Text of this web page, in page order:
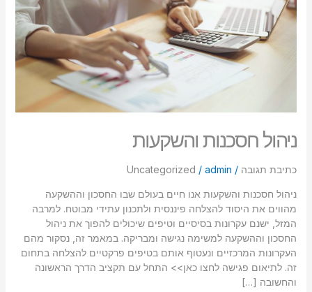
font_download סמן קישורים
לאפס
את
כל
האפשרויות
cached
ניהול חסכנות והשקעות
כתיבת תגובה /
Uncategorized /admin
ניהול חסכנות והשקעות אנו חיים בעולם שבו החסכון וההשקעה
מהווים את היסוד להצלחה פיננסית ולתכנון עתידי מבוטח. למרבה
המזל, ישנם עקרונות בסיסיים וטיפים שיכולים להפוך את ניהול
החסכון וההשקעה למשימה נגישה ומבריקה. במאמר זה, נסקור מהם
העקרונות המרכזיים ונעטוף אותם בטיפים פרקטיים להצלחה בתחום
זה. לתיאום פגישה לחצו כאן>> התחל עם תקציב הדרך הראשונה
והחשובה […]